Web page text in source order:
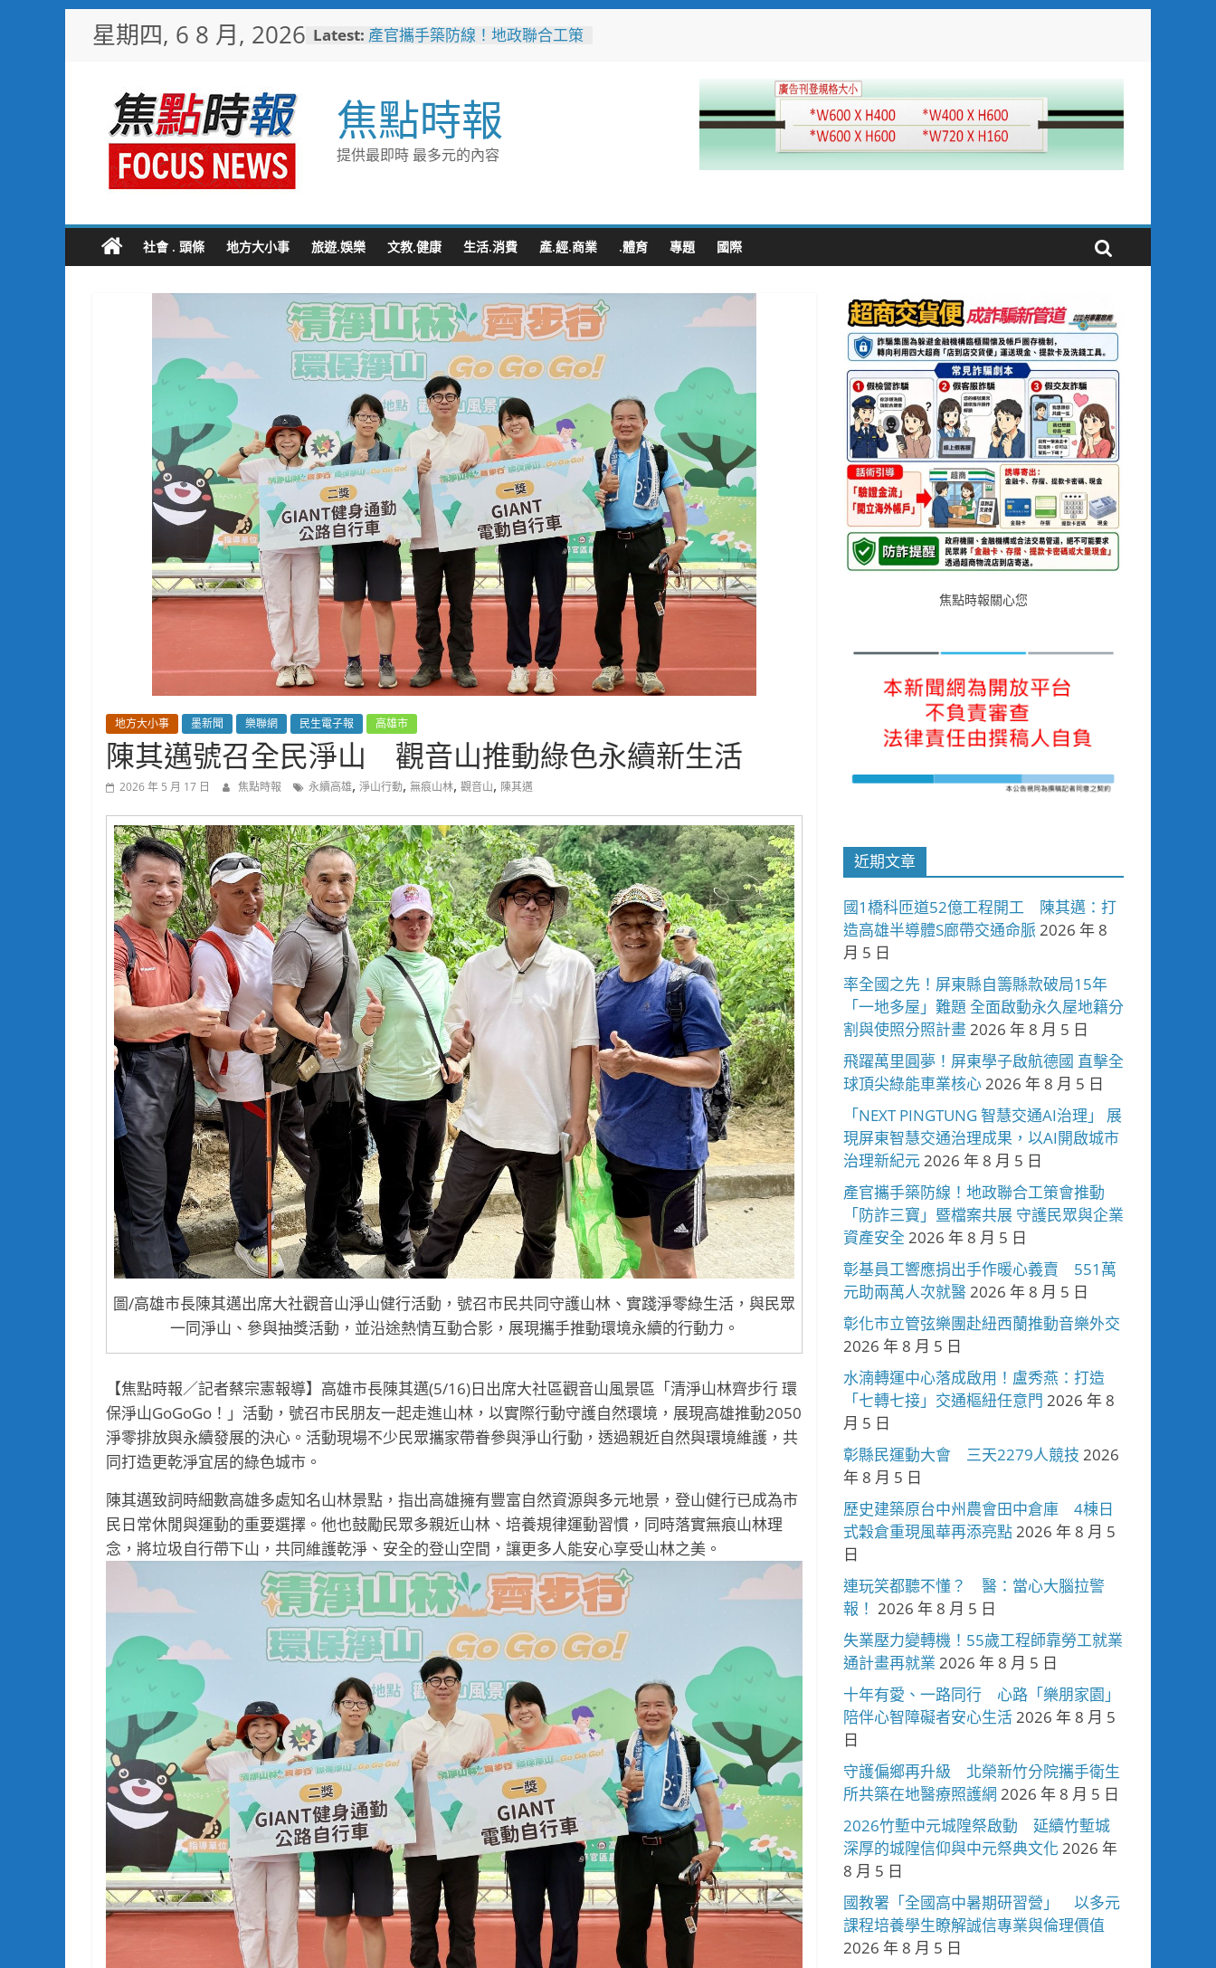
星期四, 6 8 月, 2026 Latest: 產官攜手築防線！地政聯合工策
其邁：打造高雄半導體S廊帶交
通命脈
率全國之先！屏東縣自籌縣款破
局15年「一地多屋」難題 全面
國 直擊全球頂尖綠能車業核心
「NEXT PINGTUNG 智慧交通AI
治理」 展現屏東智慧交通治理
焦點時報
提供最即時 最多元的內容
社會 . 頭條 地方大小事 旅遊.娛樂 文教.健康 生活.消費 產.經.商業 .體育 專題 國際
地方大小事 墨新聞 樂聯網 民生電子報 高雄市
陳其邁號召全民淨山 觀音山推動綠色永續新生活
2026 年 5 月 17 日 焦點時報 永續高雄, 淨山行動, 無痕山林, 觀音山, 陳其邁
圖/高雄市長陳其邁出席大社觀音山淨山健行活動，號召市民共同守護山林、實踐淨零綠生活，與民眾
一同淨山、參與抽獎活動，並沿途熱情互動合影，展現攜手推動環境永續的行動力。
【焦點時報／記者蔡宗憲報導】高雄市長陳其邁(5/16)日出席大社區觀音山風景區「清淨山林齊步行 環
保淨山GoGoGo！」活動，號召市民朋友一起走進山林，以實際行動守護自然環境，展現高雄推動2050
淨零排放與永續發展的決心。活動現場不少民眾攜家帶眷參與淨山行動，透過親近自然與環境維護，共
同打造更乾淨宜居的綠色城市。
陳其邁致詞時細數高雄多處知名山林景點，指出高雄擁有豐富自然資源與多元地景，登山健行已成為市
民日常休閒與運動的重要選擇。他也鼓勵民眾多親近山林、培養規律運動習慣，同時落實無痕山林理
念，將垃圾自行帶下山，共同維護乾淨、安全的登山空間，讓更多人能安心享受山林之美。
焦點時報關心您
近期文章
國1橋科匝道52億工程開工 陳其邁：打
造高雄半導體S廊帶交通命脈2026 年 8
月 5 日
率全國之先！屏東縣自籌縣款破局15年
「一地多屋」難題 全面啟動永久屋地籍分
割與使照分照計畫2026 年 8 月 5 日
飛躍萬里圓夢！屏東學子啟航德國 直擊全
球頂尖綠能車業核心2026 年 8 月 5 日
「NEXT PINGTUNG 智慧交通AI治理」 展
現屏東智慧交通治理成果，以AI開啟城市
治理新紀元2026 年 8 月 5 日
產官攜手築防線！地政聯合工策會推動
「防詐三寶」暨檔案共展 守護民眾與企業
資產安全 2026 年 8 月 5 日
彰基員工響應捐出手作暖心義賣 551萬
元助兩萬人次就醫2026 年 8 月 5 日
彰化市立管弦樂團赴紐西蘭推動音樂外交
2026 年 8 月 5 日
水湳轉運中心落成啟用！盧秀燕：打造
「七轉七接」交通樞紐任意門 2026 年 8
月 5 日
彰縣民運動大會 三天2279人競技 2026
年 8 月 5 日
歷史建築原台中州農會田中倉庫 4棟日
式穀倉重現風華再添亮點2026 年 8 月 5
日
連玩笑都聽不懂？ 醫：當心大腦拉警
報！ 2026 年 8 月 5 日
失業壓力變轉機！55歲工程師靠勞工就業
通計畫再就業 2026 年 8 月 5 日
十年有愛、一路同行 心路「樂朋家園」
陪伴心智障礙者安心生活2026 年 8 月 5
日
守護偏鄉再升級 北榮新竹分院攜手衛生
所共築在地醫療照護網 2026 年 8 月 5 日
2026竹塹中元城隍祭啟動 延續竹塹城
深厚的城隍信仰與中元祭典文化 2026 年
8 月 5 日
國教署「全國高中暑期研習營」 以多元
課程培養學生瞭解誠信專業與倫理價值
2026 年 8 月 5 日